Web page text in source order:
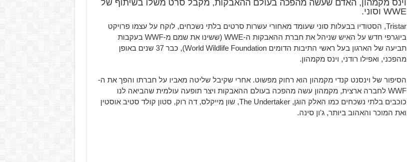
וינס מקמהון, האדם שעשה מהפכה בעולם ההאבקות, מקבל סרט משלו בשיתוף של
WWE וסוני.
Tristar, הסטודיו בבעלות סוני שעומד מאחורי עשרות סרטים בלתי נשכחים, לוקח על עצמו פרויקט
ביוגרפי חדש על האיש שניהל את חברת ההאבקות ה-WWE (ששינו את שמם מ-WWF בעקבות
תביעה של הארגון בעל ראשי התיבות הדומים World Wildlife Foundation), כבר 37 שנים באופן
מהפכני, ואפילו רודני, וינס מקמהון.
הסיפור של וינסנט קנדי מקמהון הוא רחוק מפשוט. אחרי שקיבל שליטה מאביו על חברתו והפך את ה-
WWF לחברה ארצית, מקמהון עשה מהפכה בעולם ההאבקות ויצר תופעה עולמית שהביאה לנו
כוכבים בלתי נשכחים כמו האלק הוגן, The Undertaker, שון מייקלס, דה רוק, סטון קולד סטיב אוסטין
ואת המוכר והאהוב ביותר, ג'ון סינה.